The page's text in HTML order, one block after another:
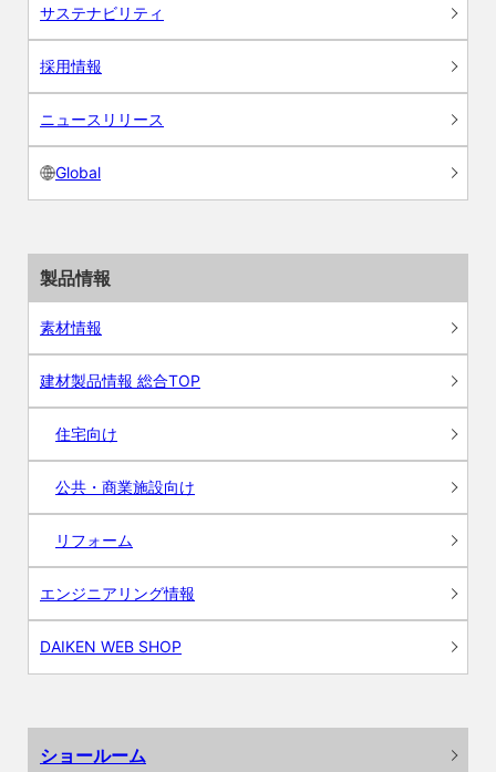
サステナビリティ
採用情報
ニュースリリース
Global
製品情報
素材情報
建材製品情報 総合TOP
住宅向け
公共・商業施設向け
リフォーム
エンジニアリング情報
DAIKEN WEB SHOP
ショールーム